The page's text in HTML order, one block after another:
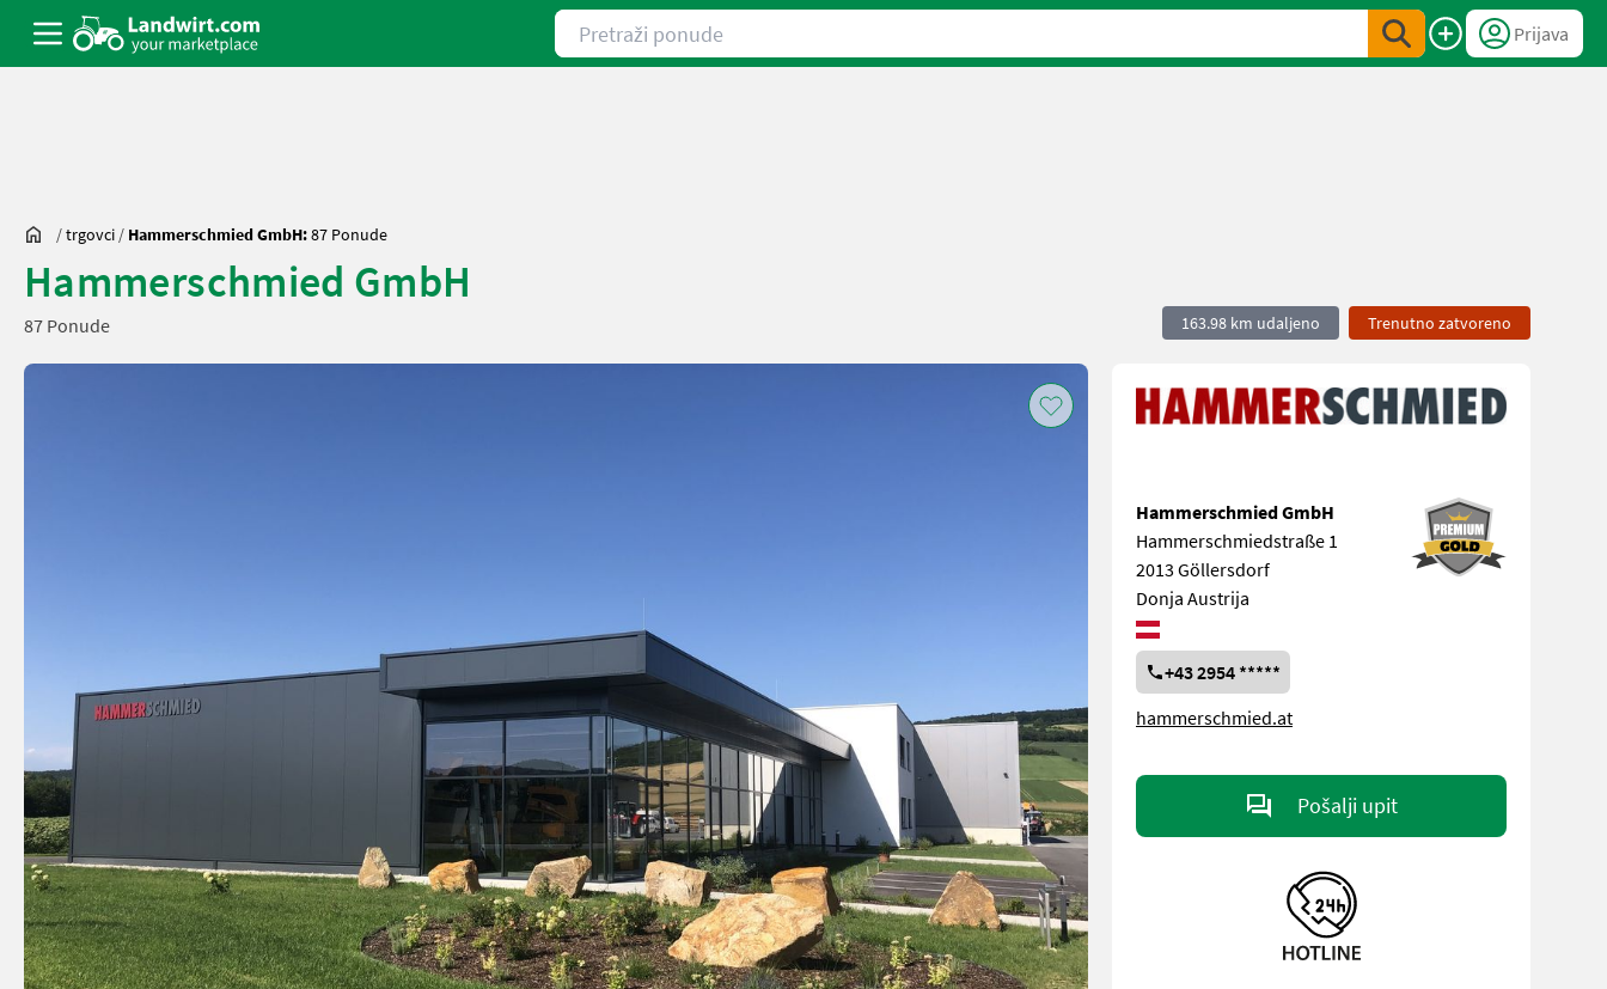
Pretraži ponude
Prijava
/trgovci / Hammerschmied GmbH:87 Ponude
Hammerschmied GmbH
87 Ponude 163.98 km udaljeno Trenutno zatvoreno
Hammerschmied GmbH
Hammerschmiedstraße 1
2013 Göllersdorf
Donja Austrija
+43 2954 *****
hammerschmied.at
Pošalji upit